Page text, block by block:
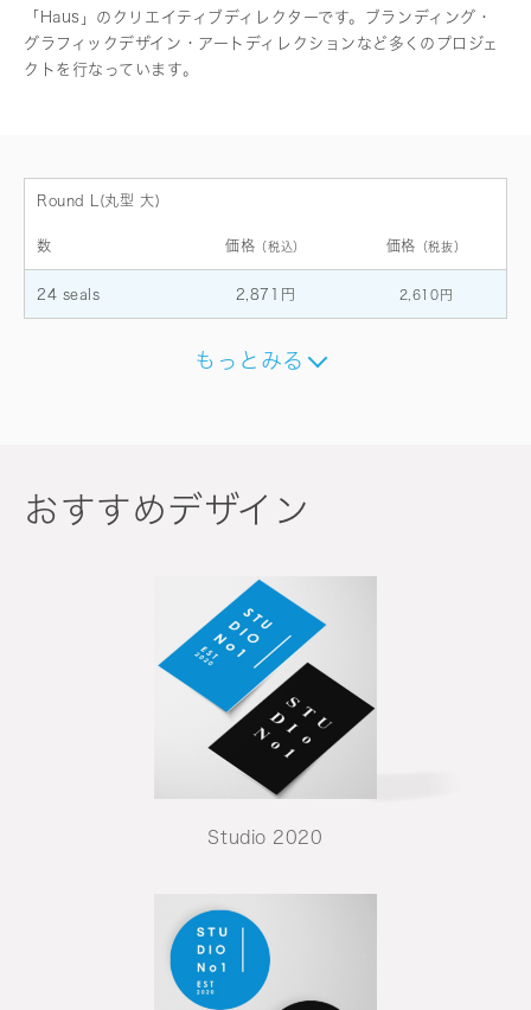
「Haus」のクリエイティブディレクターです。ブランディング・
グラフィックデザイン・アートディレクションなど多くのプロジェ
クトを行なっています。
Round L(丸型 大)
数 価格 （税込） 価格 （税抜）
24 seals 2,871円 2,610円
もっとみる
おすすめデザイン
Studio 2020